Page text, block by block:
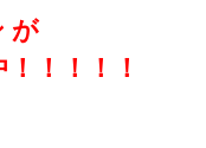
が
！！！！